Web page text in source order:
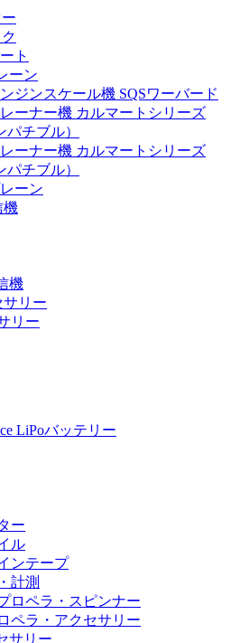
ト
ーン
ジンスケール機 SQSワーバード
ーナー機 カルマートシリーズ
パチブル）
ーナー機 カルマートシリーズ
パチブル）
ーン
機
機
サリー
リー
LiPoバッテリー
ー
ル
ンテープ
計測
ロペラ・スピンナー
ペラ・アクセサリー
サリー